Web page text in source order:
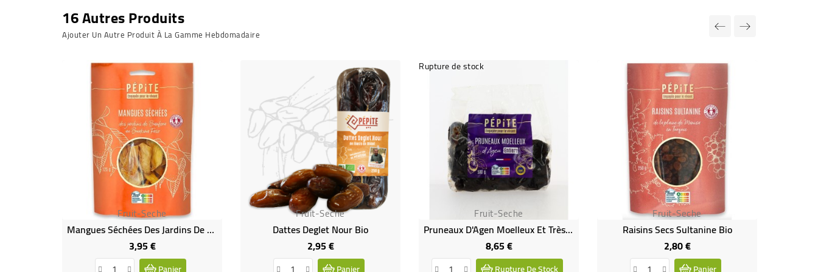
16 Autres Produits
Ajouter Un Autre Produit À La Gamme Hebdomadaire
Fruit-Seche
Mangues Séchées Des Jardins De Banfora Bio 125 G
3,95 €Prix
Fruit-Seche
Dattes Deglet Nour Bio
2,95 €Prix
Rupture de stock
Fruit-Seche
Pruneaux D'Agen Moelleux Et Très Gros -entiers Bio
8,65 €Prix
Fruit-Seche
Raisins Secs Sultanine Bio
2,80 €Prix